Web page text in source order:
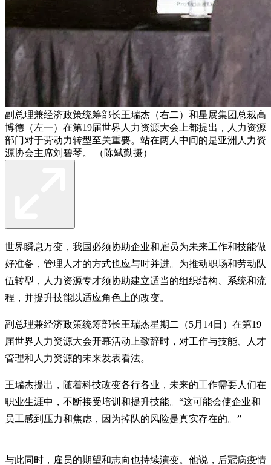
副总理兼经济政策统筹部长王瑞杰（右二）和星展集团总裁高
博德（左一）在第19届世界人力资源大会上都提出，人力资源
部门对于劳动力转型至关重要。站在两人中间的是亚洲人力资
源协会主席刘碧琴。 （陈斌勤摄）
世界瞬息万变，我国必须协助企业和雇员为未来工作和技能做
好准备，管理人才的方式也应与时并进。为推动职场和劳动队
伍转型，人力资源专才须协助建立适当的组织结构、系统和流
程，并提升技能以适应角色上的改变。
副总理兼经济政策统筹部长王瑞杰星期二（5月14日）在第19
届世界人力资源大会开幕活动上致辞时，对工作与技能、人才
管理和人力资源的未来发表看法。
王瑞杰提出，随着科技改变各行各业，未来的工作需要人们在
职业生涯中，不断接受培训和提升技能。“这可能会使企业和
员工感到压力和焦虑，因为掉队的风险是真实存在的。”
与此同时，雇员的期望和志向也持续演变。他说，后冠病疫情